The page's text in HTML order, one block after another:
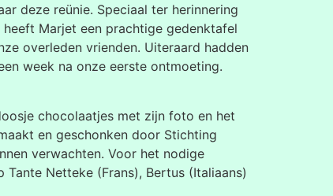
deze reünie. Speciaal ter herinnering
Marjet een prachtige gedenktafel
overleden vrienden. Uiteraard hadden
week na onze eerste ontmoeting.
chocolaatjes met zijn foto en het
en geschonken door Stichting
verwachten. Voor het nodige
Netteke (Frans), Bertus (Italiaans)